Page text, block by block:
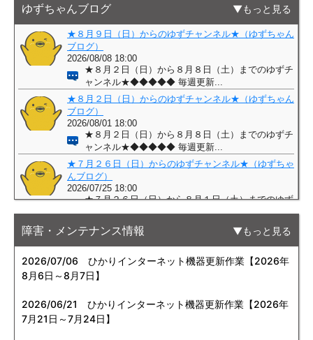
ゆずちゃんブログ もっと見る
障害・メンテナンス情報 もっと見る
2026/07/06 ひかりインターネット機器更新作業【2026年
8月6日～8月7日】
2026/06/21
ひかりインターネット機器更新作業【2026年
7月21日～7月24日】